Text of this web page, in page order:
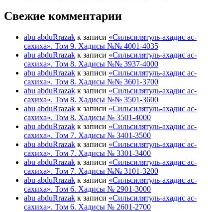
Свежие комментарии
abu abduRrazak к записи «Сильсилятуль-ахадис ас-
сахиха». Том 9. Хадисы №№ 4001-4035
abu abduRrazak к записи «Сильсилятуль-ахадис ас-
сахиха». Том 8. Хадисы №№ 3937-4000
abu abduRrazak к записи «Сильсилятуль-ахадис ас-
сахиха». Том 8. Хадисы №№ 3601-3700
abu abduRrazak к записи «Сильсилятуль-ахадис ас-
сахиха». Том 8. Хадисы №№ 3501-3600
abu abduRrazak к записи «Сильсилятуль-ахадис ас-
сахиха». Том 8. Хадисы № 3501-4000
abu abduRrazak к записи «Сильсилятуль-ахадис ас-
сахиха». Том 7. Хадисы № 3401-3500
abu abduRrazak к записи «Сильсилятуль-ахадис ас-
сахиха». Том 7. Хадисы № 3301-3400
abu abduRrazak к записи «Сильсилятуль-ахадис ас-
сахиха». Том 7. Хадисы №№ 3101-3200
abu abduRrazak к записи «Сильсилятуль-ахадис ас-
сахиха». Том 6. Хадисы № 2901-3000
abu abduRrazak к записи «Сильсилятуль-ахадис ас-
сахиха». Том 6. Хадисы № 2601-2700